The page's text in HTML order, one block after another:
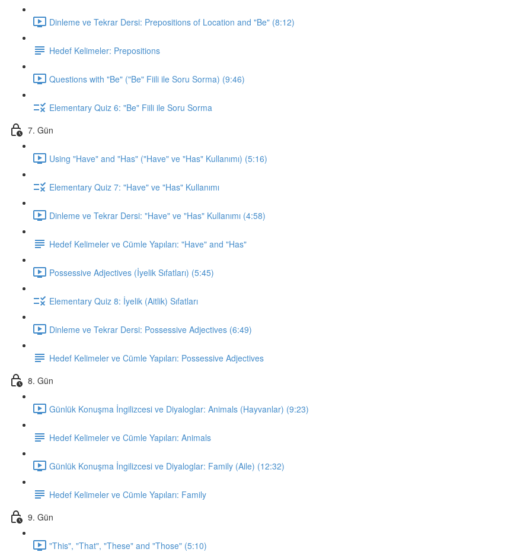
Dinleme ve Tekrar Dersi: Prepositions of Location and "Be" (8:12)
Hedef Kelimeler: Prepositions
Questions with "Be" ("Be" Fiili ile Soru Sorma) (9:46)
Elementary Quiz 6: "Be" Fiili ile Soru Sorma
7. Gün
Using "Have" and "Has" ("Have" ve "Has" Kullanımı) (5:16)
Elementary Quiz 7: "Have" ve "Has" Kullanımı
Dinleme ve Tekrar Dersi: "Have" ve "Has" Kullanımı (4:58)
Hedef Kelimeler ve Cümle Yapıları: "Have" and "Has"
Possessive Adjectives (İyelik Sıfatları) (5:45)
Elementary Quiz 8: İyelik (Aitlik) Sıfatları
Dinleme ve Tekrar Dersi: Possessive Adjectives (6:49)
Hedef Kelimeler ve Cümle Yapıları: Possessive Adjectives
8. Gün
Günlük Konuşma İngilizcesi ve Diyaloglar: Animals (Hayvanlar) (9:23)
Hedef Kelimeler ve Cümle Yapıları: Animals
Günlük Konuşma İngilizcesi ve Diyaloglar: Family (Aile) (12:32)
Hedef Kelimeler ve Cümle Yapıları: Family
9. Gün
"This", "That", "These" and "Those" (5:10)